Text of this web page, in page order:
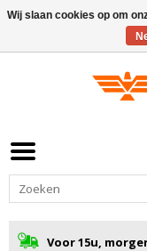
Voor 15u,
Wij slaan cookies op om